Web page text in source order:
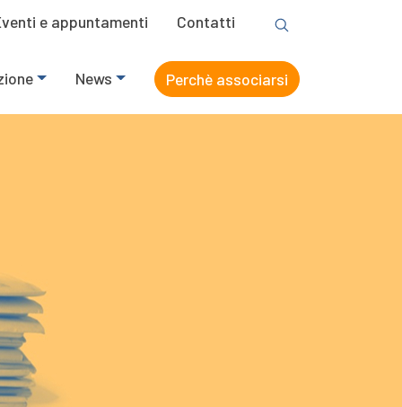
e appuntamenti Contatti
News Perchè associarsi